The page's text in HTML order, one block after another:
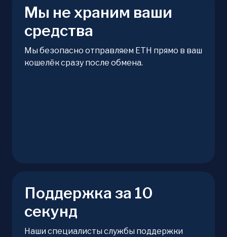
Мы не храним ваши
средства
Мы безопасно отправляем ETH прямо в ваш
кошелёк сразу после обмена.
Поддержка за 10
секунд
Наши специалисты службы поддержки